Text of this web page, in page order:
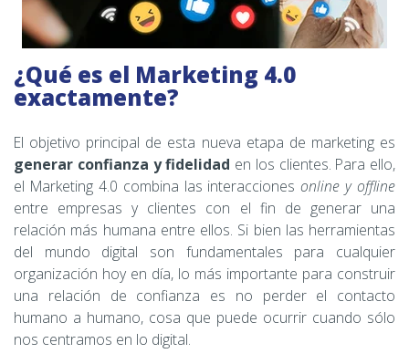
¿Qué es el Marketing 4.0
exactamente?
El objetivo principal de esta nueva etapa de marketing es
generar confianza y fidelidad en los clientes. Para ello,
el Marketing 4.0 combina las interaccionesonline y offline
entre empresas y clientes con el fin de generar una
relación más humana entre ellos. Si bien las herramientas
del mundo digital son fundamentales para cualquier
organización hoy en día, lo más importante para construir
una relación de confianza es no perder el contacto
humano a humano, cosa que puede ocurrir cuando sólo
nos centramos en lo digital.